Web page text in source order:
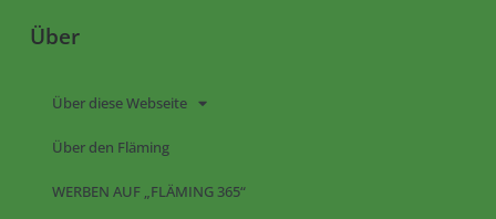
Über
Über diese Webseite
Über den Fläming
WERBEN AUF „FLÄMING 365“